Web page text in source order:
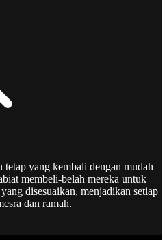
tetap yang kembali dengan mudah
membeli-belah mereka untuk
disesuaikan, menjadikan setiap
dan ramah.